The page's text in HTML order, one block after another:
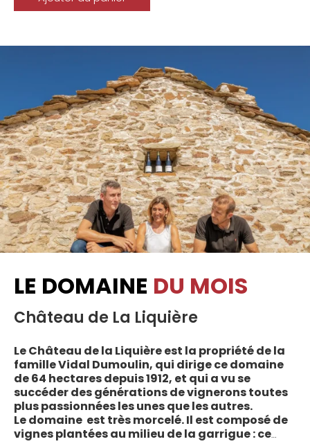
LE DOMAINE DU MOIS
Château de La Liquière
Le Château de la Liquière est la propriété de la
famille Vidal Dumoulin, qui dirige ce domaine
de 64 hectares depuis 1912, et qui a vu se
succéder des générations de vignerons toutes
plus passionnées les unes que les autres.
Le domaine est très morcelé. Il est composé de
vignes plantées au milieu de la garrigue : ce